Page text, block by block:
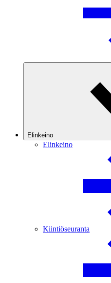
Elinkeino
Elinkeino
Kiintiöseuranta